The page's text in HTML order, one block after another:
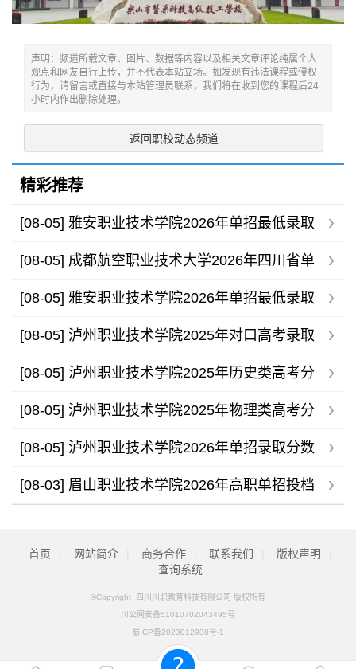
声明：频道所载文章、图片、数据等内容以及相关文章评论纯属个人
观点和网友自行上传，并不代表本站立场。如发现有违法课程或侵权
行为，请留言或直接与本站管理员联系，我们将在收到您的课程后24
小时内作出删除处理。
返回职校动态频道
精彩推荐
[08-05] 雅安职业技术学院2026年单招最低录取
分数线
[08-05] 成都航空职业技术大学2026年四川省单
招录取分数线
[08-05] 雅安职业技术学院2026年单招最低录取
分数线
[08-05] 泸州职业技术学院2025年对口高考录取
分数线
[08-05] 泸州职业技术学院2025年历史类高考分
专业录取分数线
[08-05] 泸州职业技术学院2025年物理类高考分
专业录取分数线
[08-05] 泸州职业技术学院2026年单招录取分数
线
[08-03] 眉山职业技术学院2026年高职单招投档
首页 网站简介 商务合作 联系我们 版权声明
查询系统
©Copyright 四川川职教育科技有限公司 版权所有
川公网安备51010702043495号
蜀ICP备2023012938号-1